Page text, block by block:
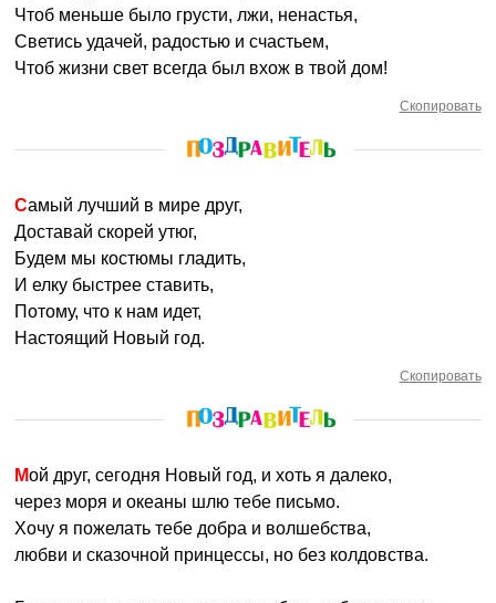
Чтоб меньше было грусти, лжи, ненастья,
Светись удачей, радостью и счастьем,
Чтоб жизни свет всегда был вхож в твой дом!
Скопировать
Самый лучший в мире друг,
Доставай скорей утюг,
Будем мы костюмы гладить,
И елку быстрее ставить,
Потому, что к нам идет,
Настоящий Новый год.
Скопировать
Мой друг, сегодня Новый год, и хоть я далеко,
через моря и океаны шлю тебе письмо.
Хочу я пожелать тебе добра и волшебства,
любви и сказочной принцессы, но без колдовства.